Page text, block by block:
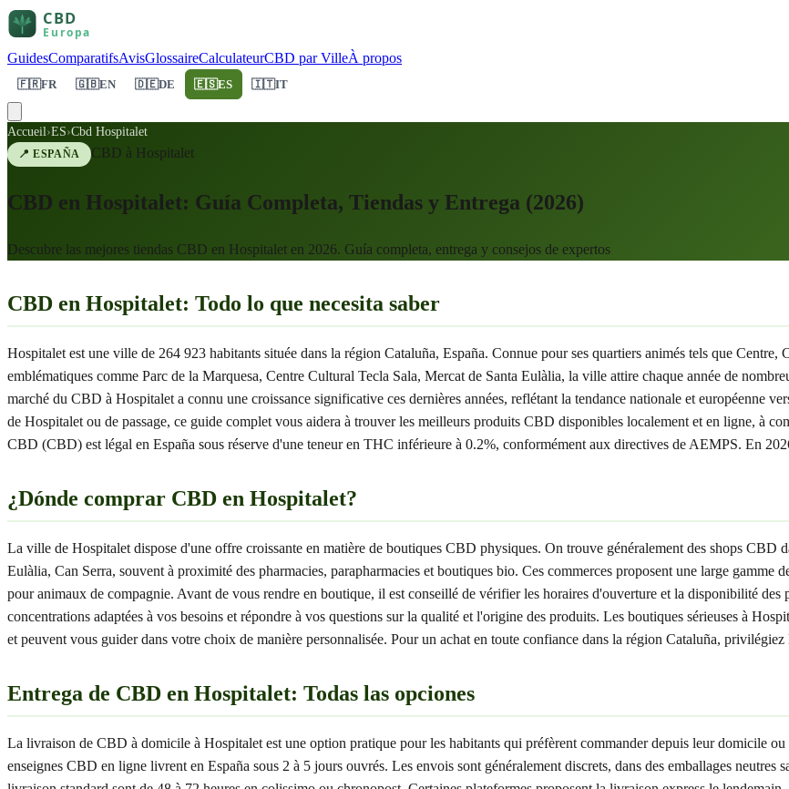
GuidesComparatifsAvisGlossaireCalculateurCBD par VilleÀ propos
🇫🇷FR 🇬🇧EN 🇩🇪DE 🇪🇸ES 🇮🇹IT
Accueil›ES›Cbd Hospitalet
📍ESPAÑA CBD à Hospitalet
CBD en Hospitalet: Guía Completa, Tiendas y Entrega (2026)
Descubre las mejores tiendas CBD en Hospitalet en 2026. Guía completa, entrega y consejos de expertos
CBD en Hospitalet: Todo lo que necesita saber
Hospitalet est une ville de 264 923 habitants située dans la région Cataluña, España. Connue pour ses quartiers animés tels que
emblématiques comme Parc de la Marquesa, Centre Cultural Tecla Sala, Mercat de Santa Eulàlia, la ville attire chaque année de
marché du CBD à Hospitalet a connu une croissance significative ces dernières années, reflétant la tendance nationale et européenne
de Hospitalet ou de passage, ce guide complet vous aidera à trouver les meilleurs produits CBD disponibles localement et en ligne, à
CBD (CBD) est légal en España sous réserve d'une teneur en THC inférieure à 0.2%, conformément aux directives de AEMPS. En
¿Dónde comprar CBD en Hospitalet?
La ville de Hospitalet dispose d'une offre croissante en matière de boutiques CBD physiques. On trouve généralement des shops CBD
Eulàlia, Can Serra, souvent à proximité des pharmacies, parapharmacies et boutiques bio. Ces commerces proposent une large
pour animaux de compagnie. Avant de vous rendre en boutique, il est conseillé de vérifier les horaires d'ouverture et la disponibilité
concentrations adaptées à vos besoins et répondre à vos questions sur la qualité et l'origine des produits. Les boutiques sérieuses à
et peuvent vous guider dans votre choix de manière personnalisée. Pour un achat en toute confiance dans la région Cataluña, privilégiez
Entrega de CBD en Hospitalet: Todas las opciones
La livraison de CBD à domicile à Hospitalet est une option pratique pour les habitants qui préfèrent commander depuis leur domicile
enseignes CBD en ligne livrent en España sous 2 à 5 jours ouvrés. Les envois sont généralement discrets, dans des emballages